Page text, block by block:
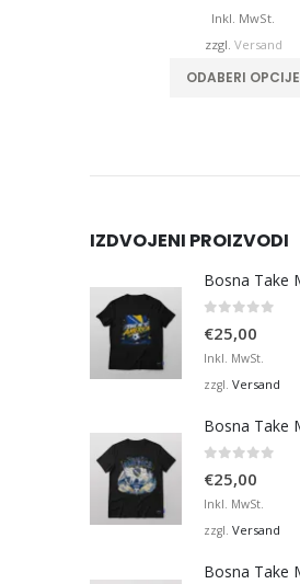
Inkl. MwSt.
zzgl. Versand
ODABERI OPCIJE
IZDVOJENI PROIZVODI
€25,00
Inkl. MwSt.
zzgl. Versand
€25,00
Inkl. MwSt.
zzgl. Versand